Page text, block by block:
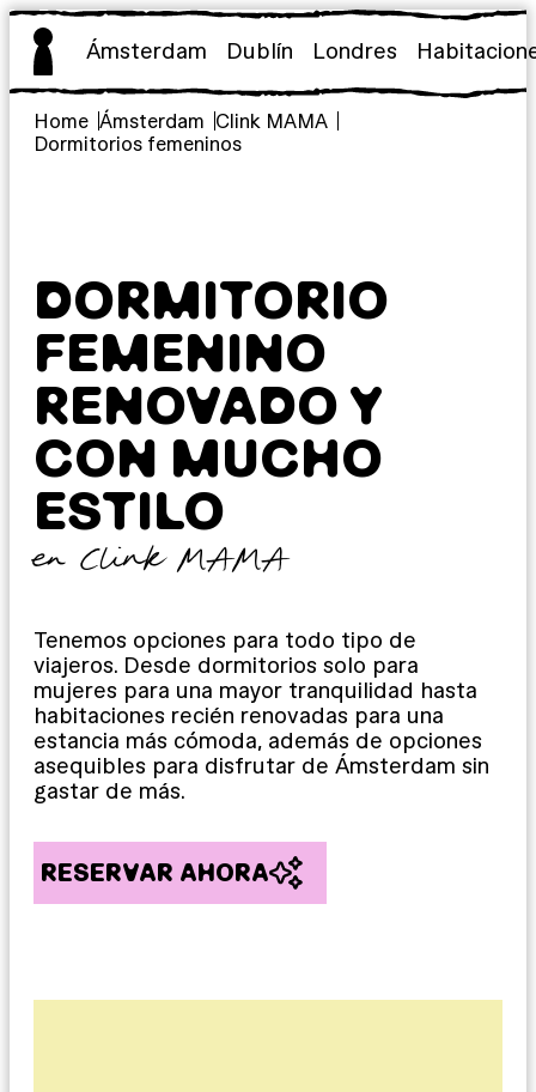
Saltar
contenido
Ámsterdam Dublín Londres
Home Ámsterdam
Clink MAMA
Dormitorios femeninos
DORMITORIO
FEMENINO
RENOVADO Y
CON MUCHO
ESTILO
en Clink MAMA
Tenemos opciones para todo tipo de
viajeros. Desde dormitorios solo para
mujeres para una mayor tranquilidad hasta
habitaciones recién renovadas para una
estancia más cómoda, además de opciones
asequibles para disfrutar de Ámsterdam sin
gastar de más.
RESERVAR AHORA